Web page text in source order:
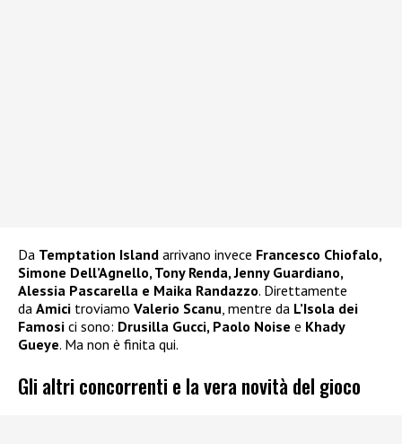
Da Temptation Island arrivano invece Francesco Chiofalo,
Simone Dell’Agnello, Tony Renda, Jenny Guardiano,
Alessia Pascarella e Maika Randazzo. Direttamente
da Amici troviamo Valerio Scanu, mentre da L’Isola dei
Famosi ci sono: Drusilla Gucci, Paolo Noise e Khady
Gueye. Ma non è finita qui.
Gli altri concorrenti e la vera novità del gioco